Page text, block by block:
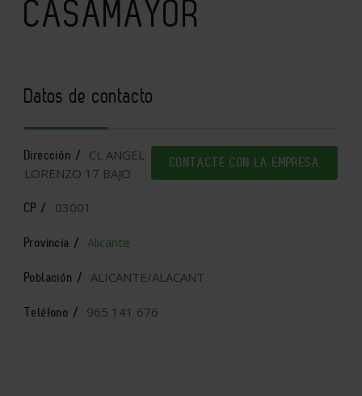
CASAMAYOR
Datos de contacto
CONTACTE CON LA EMPRESA
Dirección /
CL ANGEL
LORENZO 17 BAJO
CP / 03001
Provincia / Alicante
Población / ALICANTE/ALACANT
Teléfono / 965 141 676